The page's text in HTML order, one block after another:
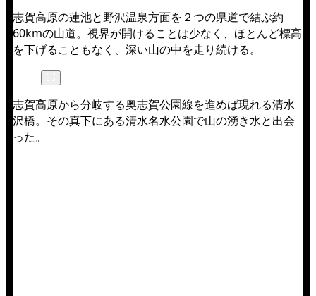
志賀高原の蓮池と野沢温泉方面を２つの県道で結ぶ約
60kmの山道。視界が開けることは少なく、ほとんど標高
を下げることもなく、深い山の中を走り続ける。
志賀高原から分岐する奥志賀公園線を進めば現れる清水
沢橋。その真下にある清水名水公園で山の湧き水と出会
った。